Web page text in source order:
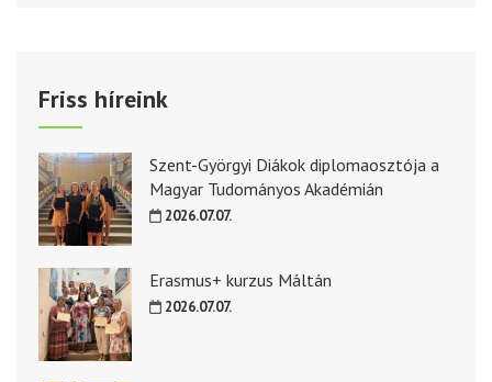
Friss híreink
Szent-Györgyi Diákok diplomaosztója a
Magyar Tudományos Akadémián
2026.07.07.
Erasmus+ kurzus Máltán
2026.07.07.